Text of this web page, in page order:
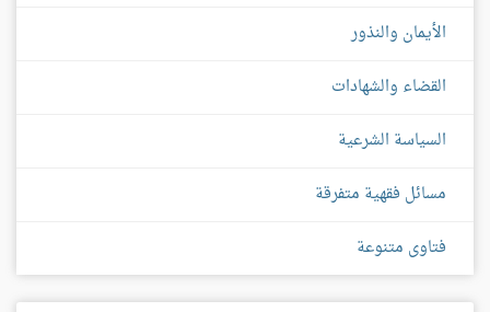
الأيمان والنذور
القضاء والشهادات
السياسة الشرعية
مسائل فقهية متفرقة
فتاوى متنوعة